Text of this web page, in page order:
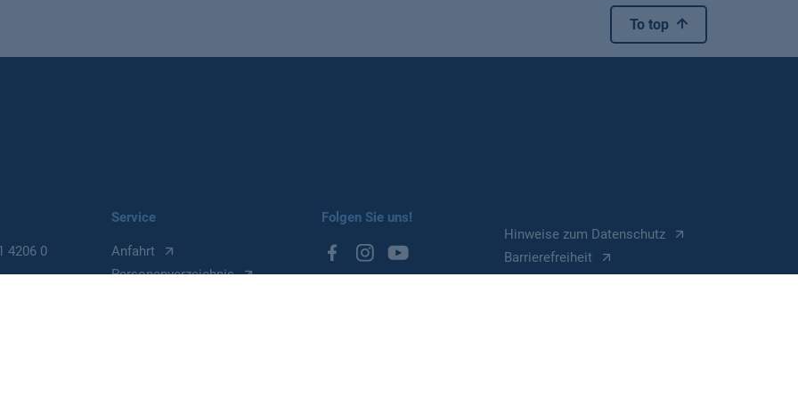
To top
4206 0
Service
Anfahrt
Personenverzeichnis
Folgen Sie uns!
Hinweise zum Datenschutz
Barrierefreiheit